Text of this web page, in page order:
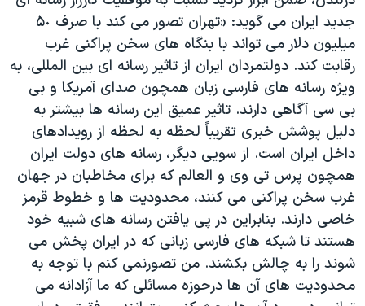
جدید ایران می گوید: «تهران تصور می کند با صرف ۵٠
میلیون دلار می تواند با بنگاه های سخن پراکنی غرب
رقابت کند. دولتمردان ایران از تاثیر رسانه ای بین المللی، به
ویژه رسانه های فارسی زبان همچون صدای آمریکا و بی
بی سی آگاهی دارند. تاثیر عمیق این رسانه ها بیشتر به
دلیل پوشش خبری تقریباً لحظه به لحظه از رویدادهای
داخل ایران است. از سویی دیگر، رسانه های دولت ایران
همچون پرس تی وی و العالم که برای مخاطبان در جهان
غرب سخن پراکنی می کنند، محدودیت ها و خطوط قرمز
خاصی دارند. بنابراین در پی یافتن رسانه های شبیه خود
هستند تا شبکه های فارسی زبانی که در ایران پخش می
شوند را به چالش بکشند. من تصورنمی کنم با توجه به
محدودیت های آن ها درحوزه مسائلی که ما آزادانه می